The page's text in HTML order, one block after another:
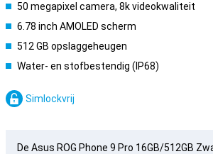
50 megapixel camera, 8k videokwaliteit
6.78 inch AMOLED scherm
512 GB opslaggeheugen
Water- en stofbestendig (IP68)
Simlockvrij
De Asus ROG Phone 9 Pro 16GB/512GB